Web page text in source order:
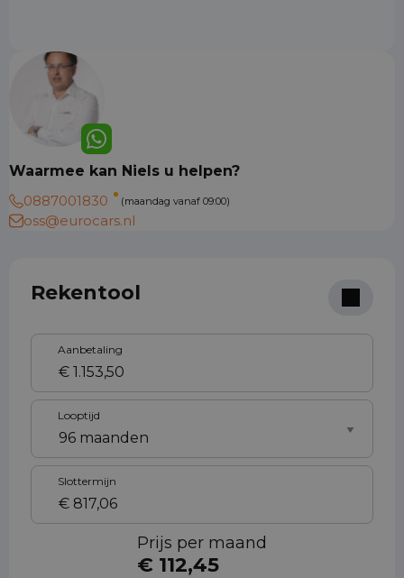
Waarmee kan Niels u helpen?
0887001830
(maandag vanaf 09:00)
oss@eurocars.nl
Rekentool
Aanbetaling
Looptijd
Slottermijn
Prijs per maand
€ 112,45